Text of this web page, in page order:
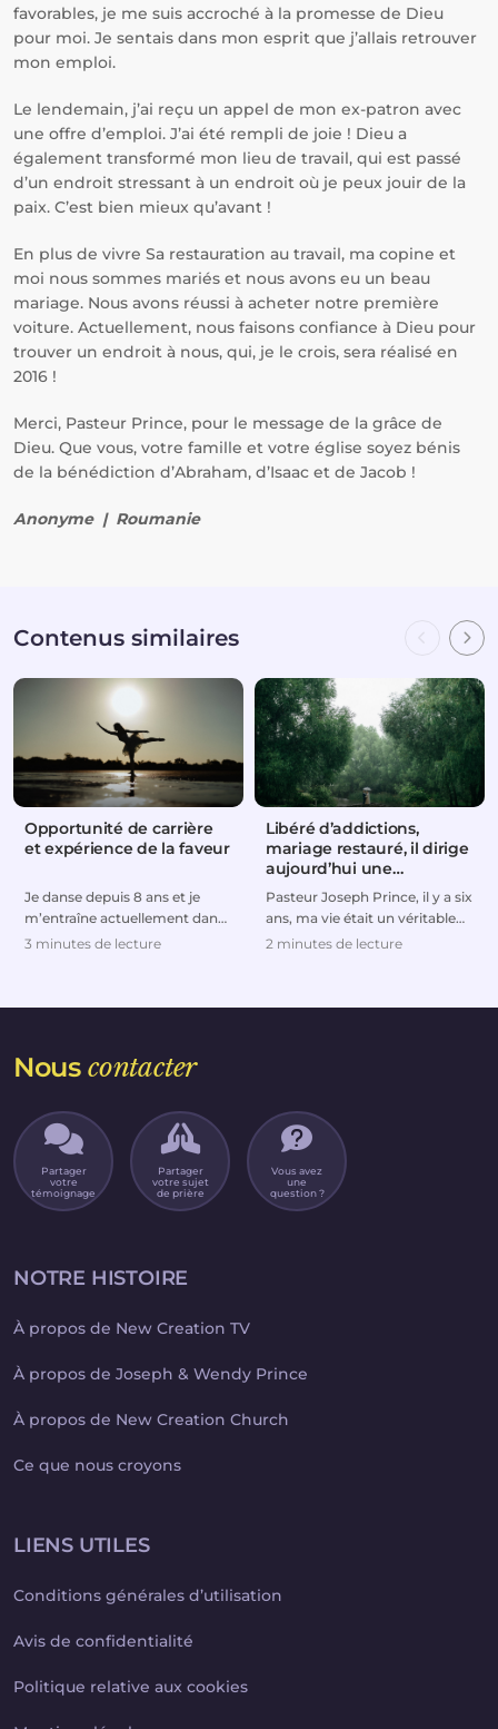
favorables, je me suis accroché à la promesse de Dieu
pour moi. Je sentais dans mon esprit que j’allais retrouver
mon emploi.
Le lendemain, j’ai reçu un appel de mon ex-patron avec
une offre d’emploi. J’ai été rempli de joie ! Dieu a
également transformé mon lieu de travail, qui est passé
d’un endroit stressant à un endroit où je peux jouir de la
paix. C’est bien mieux qu’avant !
En plus de vivre Sa restauration au travail, ma copine et
moi nous sommes mariés et nous avons eu un beau
mariage. Nous avons réussi à acheter notre première
voiture. Actuellement, nous faisons confiance à Dieu pour
trouver un endroit à nous, qui, je le crois, sera réalisé en
2016 !
Merci, Pasteur Prince, pour le message de la grâce de
Dieu. Que vous, votre famille et votre église soyez bénis
de la bénédiction d’Abraham, d’Isaac et de Jacob !
Anonyme | Roumanie
Contenus similaires
Opportunité de carrière
et expérience de la faveur
Je danse depuis 8 ans et je
m’entraîne actuellement dans
le but de faire de la danse ma
3 minutes de lecture
Libéré d’addictions,
mariage restauré, il dirige
aujourd’hui une
entreprise florissante
Pasteur Joseph Prince, il y a six
ans, ma vie était un véritable
désastre. J’ai été contraint de
2 minutes de lecture
Nouscontacter
Partager
votre
témoignage
Partager
votre sujet
de prière
Vous avez
une
question ?
NOTRE HISTOIRE
À propos de New Creation TV
À propos de Joseph & Wendy Prince
À propos de New Creation Church
Ce que nous croyons
LIENS UTILES
Conditions générales d’utilisation
Avis de confidentialité
Politique relative aux cookies